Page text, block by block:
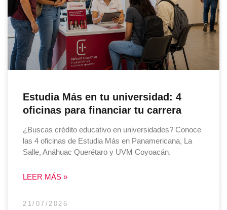
Estudia Más en tu universidad: 4
oficinas para financiar tu carrera
¿Buscas crédito educativo en universidades? Conoce
las 4 oficinas de Estudia Más en Panamericana, La
Salle, Anáhuac Querétaro y UVM Coyoacán.
LEER MÁS »
21/07/2026